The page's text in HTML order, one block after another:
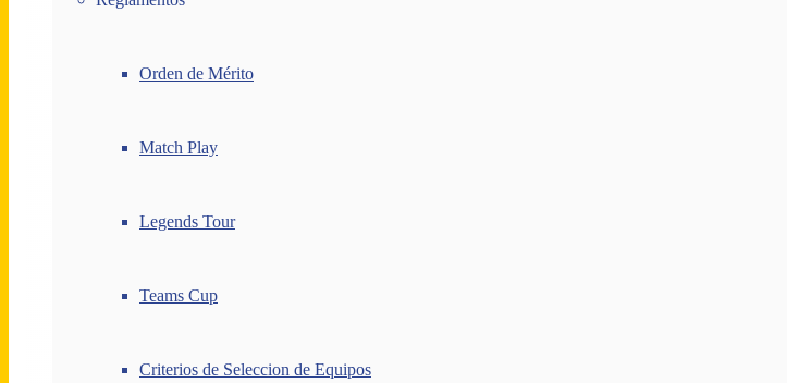
Orden de Mérito
Match Play
Legends Tour
Teams Cup
Criterios de Seleccion de Equipos